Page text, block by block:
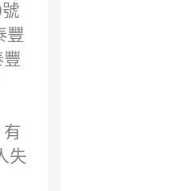
豐
豐
有
失